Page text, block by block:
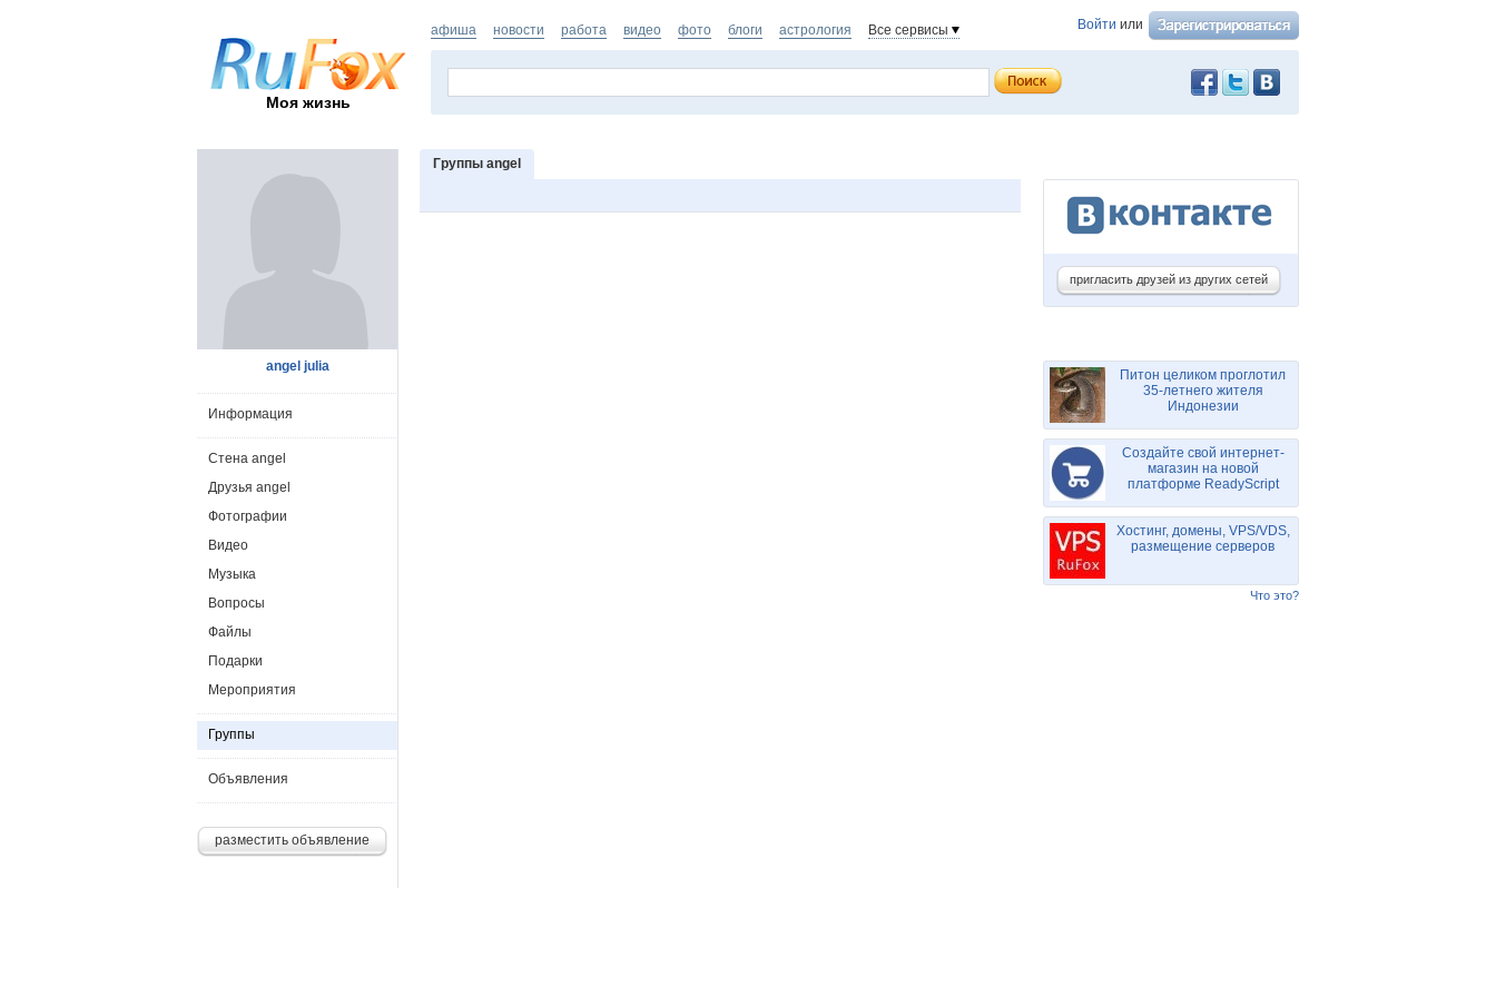
Моя жизнь
Войти или
афиша новости работа видео фото блоги астрология Все сервисы
Группы angel
angel julia
Информация
Стена angel
Друзья angel
Фотографии
Видео
Музыка
Вопросы
Файлы
Подарки
Мероприятия
Группы
Объявления
разместить объявление
пригласить друзей из других сетей
Питон целиком проглотил
35-летнего жителя
Индонезии
Создайте свой интернет-
магазин на новой
платформе ReadyScript
Хостинг, домены, VPS/VDS,
размещение серверов
Что это?